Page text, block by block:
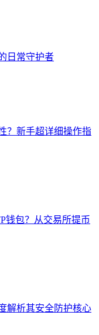
日常守护者
？新手超详细操作指
钱包？从交易所提币
解析其安全防护核心